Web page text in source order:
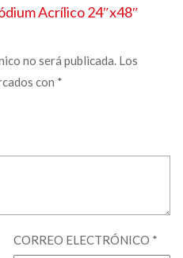
Acrílico24″x48″
no será publicada. Los
con *
CORREO ELECTRÓNICO *